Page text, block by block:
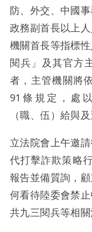
防、外交、中國
政務副首長以上
機關首長等指標
閱兵」及其官方
者，主管機關將
91條規定，處
（職、伍）給與
立法院會上午邀
代打擊詐欺策略
報告並備質詢，
何看待陸委會禁
共九三閱兵等相關